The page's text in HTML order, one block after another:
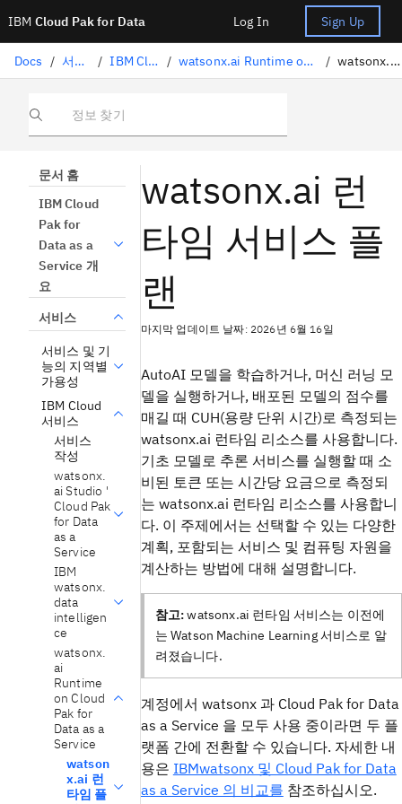
IBM Cloud Pak for Data Log In Sign Up
Docs / 서비스 / IBM Cloud 서비스 / watsonx.ai Runtime on Cloud Pak for Data as a Service / watsonx.ai 런타임 플랜
정보 찾기
문서 홈
IBM Cloud
Pak for
Data as a
Service 개
요
서비스
서비스 및 기
능의 지역별
가용성
IBM Cloud
서비스
서비스
작성
watsonx.
ai Studio '
Cloud Pak
for Data
as a
Service
IBM
watsonx.
data
intelligen
ce
watsonx.
ai
Runtime
on Cloud
Pak for
Data as a
Service
watson
x.ai 런
타임 플
watsonx.ai 런
타임 서비스 플
랜
마지막 업데이트 날짜: 2026년 6월 16일
AutoAI 모델을 학습하거나, 머신 러닝 모
델을 실행하거나, 배포된 모델의 점수를
매길 때 CUH(용량 단위 시간)로 측정되는
watsonx.ai 런타임 리소스를 사용합니다.
기초 모델로 추론 서비스를 실행할 때 소
비된 토큰 또는 시간당 요금으로 측정되
는 watsonx.ai 런타임 리소스를 사용합니
다. 이 주제에서는 선택할 수 있는 다양한
계획, 포함되는 서비스 및 컴퓨팅 자원을
계산하는 방법에 대해 설명합니다.
참고:watsonx.ai 런타임 서비스는 이전에
는 Watson Machine Learning 서비스로 알
려졌습니다.
계정에서 watsonx 과 Cloud Pak for Data
as a Service 을 모두 사용 중이라면 두 플
랫폼 간에 전환할 수 있습니다. 자세한 내
용은 IBMwatsonx 및 Cloud Pak for Data
as a Service 의 비교를 참조하십시오.